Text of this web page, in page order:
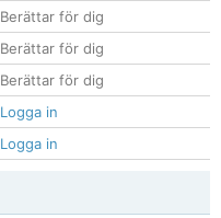
Berättar för dig
Berättar för dig
Berättar för dig
Logga in
Logga in